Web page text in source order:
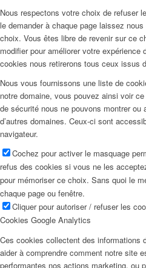
Nous respectons votre choix de refuser
le demander à chaque page laissez
choix. Vous êtes libre de revenir sur ce
modifier pour améliorer votre
cookies nous retirerons tous ceux issus
Nous vous fournissons une liste de
notre domaine, vous pouvez ainsi voir
de sécurité nous ne pouvons montrer ou
d’autres domaines. Ceux-ci sont
navigateur.
Cochez pour activer le masquage
refus des cookies si vous ne les
pour mémoriser ce choix. Sans quoi le
chaque page ou fenêtre.
Cliquer pour autoriser / refuser les
Cookies Google Analytics
Ces cookies collectent des informations
aider à comprendre comment notre site
performantes nos actions marketing, ou